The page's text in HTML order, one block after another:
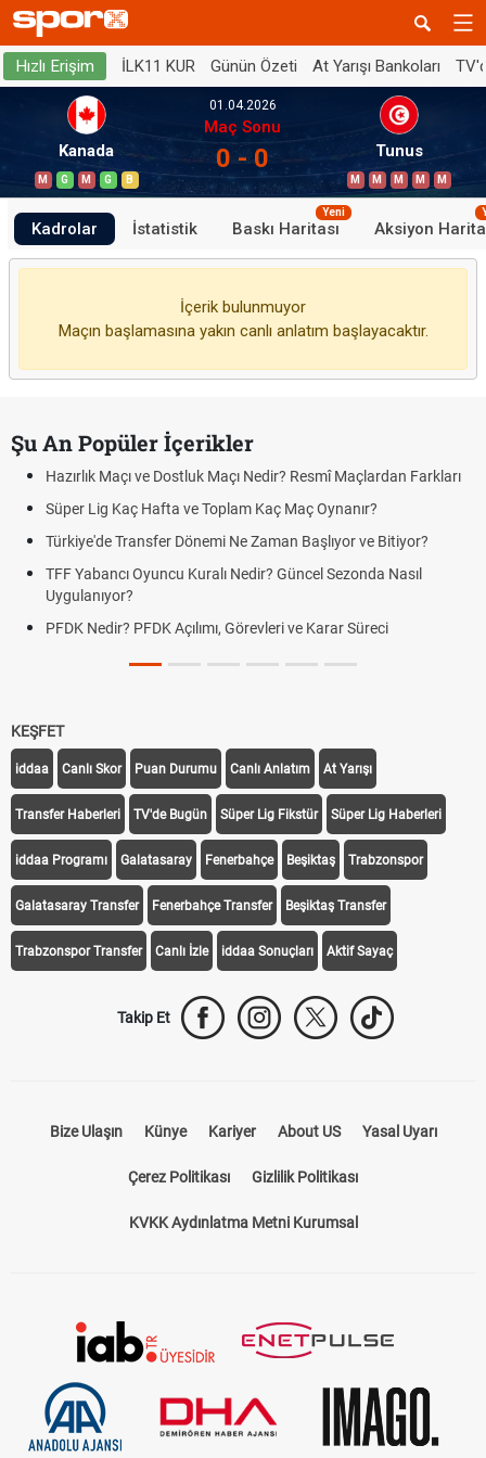
Hızlı Erişim İLK11 KUR Günün Özeti At Yarışı Bankoları
Kanada
M G M G B
01.04.2026
Maç Sonu
0 - 0 Tunus
M M M M M
Kadrolar İstatistik Baskı Haritası
Yeni
Aksiyon
İçerik bulunmuyor
Maçın başlamasına yakın canlı anlatım başlayacaktır.
Şu An Popüler İçerikler
Hazırlık Maçı ve Dostluk Maçı Nedir? Resmî Maçlardan Farkları
Süper Lig Kaç Hafta ve Toplam Kaç Maç Oynanır?
Türkiye'de Transfer Dönemi Ne Zaman Başlıyor ve Bitiyor?
TFF Yabancı Oyuncu Kuralı Nedir? Güncel Sezonda Nasıl
Uygulanıyor?
PFDK Nedir? PFDK Açılımı, Görevleri ve Karar Süreci
KEŞFET
iddaa Canlı Skor Puan Durumu Canlı Anlatım At Yarışı
Transfer Haberleri TV'de Bugün Süper Lig Fikstür Süper Lig Haberleri
iddaa Programı Galatasaray Fenerbahçe Beşiktaş Trabzonspor
Galatasaray Transfer Fenerbahçe Transfer Beşiktaş Transfer
Trabzonspor Transfer Canlı İzle iddaa Sonuçları Aktif Sayaç
Takip Et
Bize Ulaşın Künye Kariyer About US Yasal Uyarı
Çerez Politikası Gizlilik Politikası
KVKK Aydınlatma Metni Kurumsal